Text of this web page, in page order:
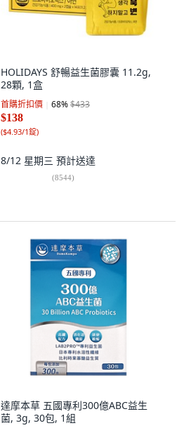
HOLIDAYS 舒暢益生菌膠囊 11.2g,
28顆, 1盒
首購折扣價 68%$433
$138
($4.93/1錠)
8/12 星期三 預計送達
(8544)
達摩本草 五國專利300億ABC益生
菌, 3g, 30包, 1組